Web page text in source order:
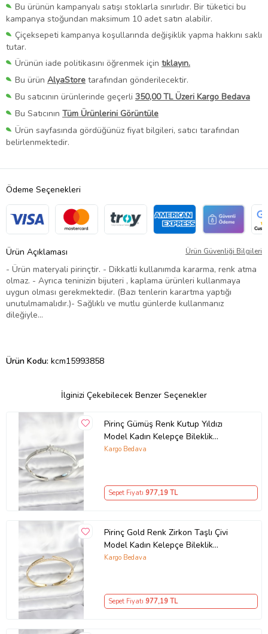
Bu ürünün kampanyalı satışı stoklarla sınırlıdır. Bir tüketici bu
kampanya stoğundan maksimum 10 adet satın alabilir.
Çiçeksepeti kampanya koşullarında değişiklik yapma hakkını saklı
tutar.
Ürünün iade politikasını öğrenmek için tıklayın.
Bu ürün AlyaStore tarafından gönderilecektir.
Bu satıcının ürünlerinde geçerli 350,00 TL Üzeri Kargo Bedava
Bu Satıcının Tüm Ürünlerini Görüntüle
Ürün sayfasında gördüğünüz fiyat bilgileri, satıcı tarafından
belirlenmektedir.
Ödeme Seçenekleri
Ürün Açıklaması Ürün Güvenliği Bilgileri
- Ürün materyali pirinçtir. - Dikkatli kullanımda kararma, renk atma
olmaz. - Ayrıca teninizin bijuteri , kaplama ürünleri kullanmaya
uygun olması gerekmektedir. (Bazı tenlerin karartma yaptığı
unutulmamalıdır.)- Sağlıklı ve mutlu günlerde kullanmanız
dileğiyle…
Ürün Kodu: kcm15993858
İlginizi Çekebilecek Benzer Seçenekler
Pirinç Gümüş Renk Kutup Yıldızı
Model Kadın Kelepçe Bileklik
(Karışık)
Kargo Bedava
Sepet Fiyatı 977,19 TL
Pirinç Gold Renk Zirkon Taşlı Çivi
Model Kadın Kelepçe Bileklik
(Karışık)
Kargo Bedava
Sepet Fiyatı 977,19 TL